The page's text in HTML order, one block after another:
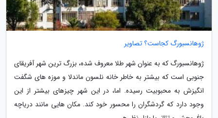
ژوهانسبورگ کجاست؟ تصاویر
ژوهانسبورگ که به عنوان شهر طلا معروف شده، بزرگ ترین شهر آفریقای
جنوبی است که بیشتر به خاطر خانه نلسون ماندلا و موزه های شگفت
انگیزش به محبوبیت رسیده. اما، در این شهر چیزهای بیشتر از این
وجود دارد که گردشگران را محسور خود کند. مکان هایی مانند دریاچه